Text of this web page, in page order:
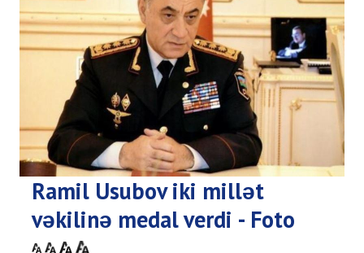
Ramil Usubov iki millət
vəkilinə medal verdi - Foto